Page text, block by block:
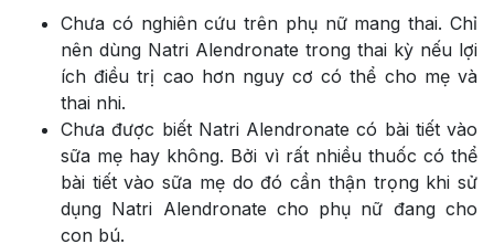
Chưa có nghiên cứu trên phụ nữ mang thai. Chỉ
nên dùng Natri Alendronate trong thai kỳ nếu lợi
ích điều trị cao hơn nguy cơ có thể cho mẹ và
thai nhi.
Chưa được biết Natri Alendronate có bài tiết vào
sữa mẹ hay không. Bởi vì rất nhiều thuốc có thể
bài tiết vào sữa mẹ do đó cần thận trọng khi sử
dụng Natri Alendronate cho phụ nữ đang cho
con bú.